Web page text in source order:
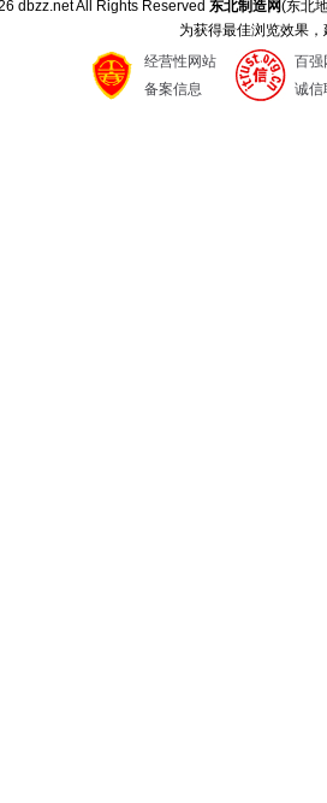
dbzz.net All Rights Reserved东北制造网(东北
为获得最佳浏览效果
经营性网站
备案信息
百强
诚信